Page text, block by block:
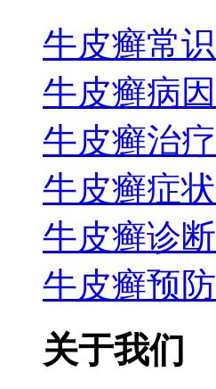
牛皮癣常识
牛皮癣病因
牛皮癣治疗
牛皮癣症状
牛皮癣诊断
牛皮癣预防
关于我们